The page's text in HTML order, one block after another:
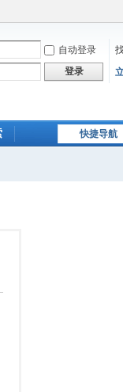
自动登录
登录
快捷导航